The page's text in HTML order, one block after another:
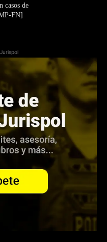
casos de
FN]